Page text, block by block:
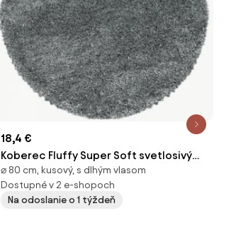
18,4 €
Koberec Fluffy Super Soft svetlosivý
kruh
⌀ 80 cm, kusový, s dlhým vlasom
Dostupné v 2 e-shopoch
Na odoslanie o 1 týždeň